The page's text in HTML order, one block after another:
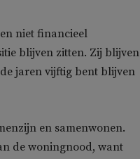
niet financieel
blijven zitten. Zij blijven
jaren vijftig bent blijven
en samenwonen.
de woningnood, want